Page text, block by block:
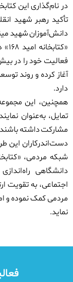
در نام‌گذاری این
دانش‌آموزان شهید
آغاز کرده و روند
دارد.
همچنین، این
تمایل، به‌عنوان
مشارکت داشته
دست‌اندرکاران این
دانشگاهی
اجتماعی، به تقویت
مردمی کمک نموده و
نماید.